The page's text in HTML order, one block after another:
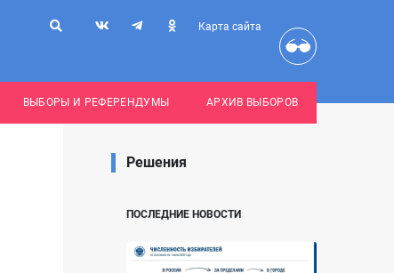
Карта сайта
ВЫБОРЫ И РЕФЕРЕНДУМЫ АРХИВ ВЫБОРОВ
Решения
ПОСЛЕДНИЕ НОВОСТИ